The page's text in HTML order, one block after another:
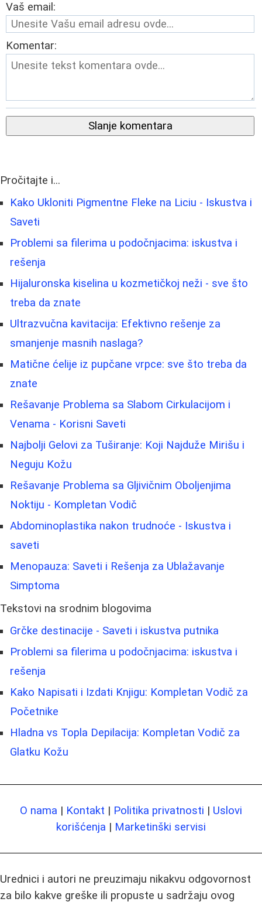
Vaš email:
Komentar:
Slanje komentara
Pročitajte i...
Kako Ukloniti Pigmentne Fleke na Liciu - Iskustva i
Saveti
Problemi sa filerima u podočnjacima: iskustva i
rešenja
Hijaluronska kiselina u kozmetičkoj neži - sve što
treba da znate
Ultrazvučna kavitacija: Efektivno rešenje za
smanjenje masnih naslaga?
Matične ćelije iz pupčane vrpce: sve što treba da
znate
Rešavanje Problema sa Slabom Cirkulacijom i
Venama - Korisni Saveti
Najbolji Gelovi za Tuširanje: Koji Najduže Mirišu i
Neguju Kožu
Rešavanje Problema sa Gljivičnim Oboljenjima
Noktiju - Kompletan Vodič
Abdominoplastika nakon trudnoće - Iskustva i
saveti
Menopauza: Saveti i Rešenja za Ublažavanje
Simptoma
Tekstovi na srodnim blogovima
Grčke destinacije - Saveti i iskustva putnika
Problemi sa filerima u podočnjacima: iskustva i
rešenja
Kako Napisati i Izdati Knjigu: Kompletan Vodič za
Početnike
Hladna vs Topla Depilacija: Kompletan Vodič za
Glatku Kožu
O nama | Kontakt | Politika privatnosti | Uslovi
korišćenja | Marketinški servisi
Urednici i autori ne preuzimaju nikakvu odgovornost
za bilo kakve greške ili propuste u sadržaju ovog